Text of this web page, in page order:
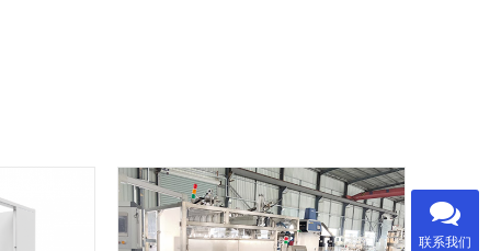
联系我们